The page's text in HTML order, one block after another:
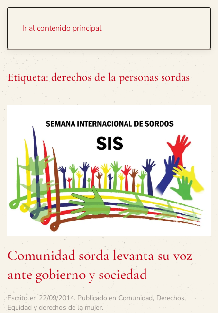
Ir al contenido principal
Etiqueta: derechos de la personas sordas
Comunidad sorda levanta su voz
ante gobierno y sociedad
Escrito en 22/09/2014. Publicado en Comunidad, Derechos,
Equidad y derechos de la mujer.